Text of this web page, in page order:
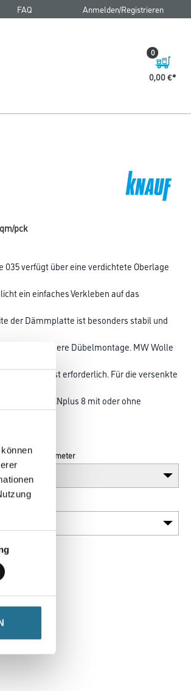
FAQ Anmelden/Registrieren
0,00 €
0
pck
verfügt über eine verdichtete Oberlage
ein einfaches Verkleben auf das
der Dämmplatte ist besonders stabil und
zuverlässigere Dübelmontage. MW Wolle
Dübelung ist erforderlich. Für die versenkte
CNplus 8 mit oder ohne
Breite in centimeter
Plattenstärke